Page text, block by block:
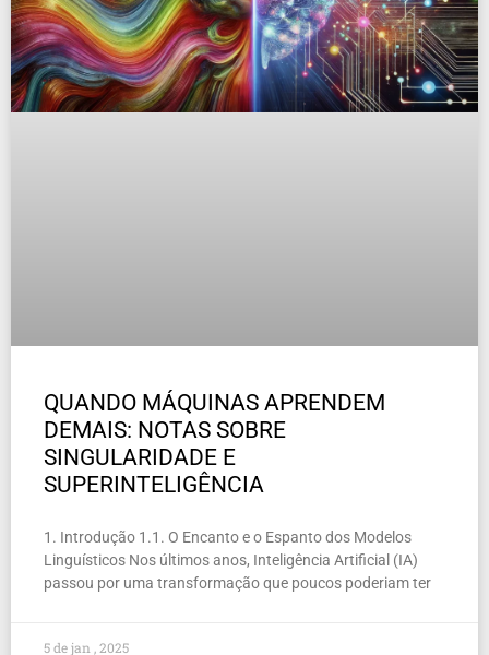
QUANDO MÁQUINAS APRENDEM
DEMAIS: NOTAS SOBRE
SINGULARIDADE E
SUPERINTELIGÊNCIA
1. Introdução 1.1. O Encanto e o Espanto dos Modelos
Linguísticos Nos últimos anos, Inteligência Artificial (IA)
passou por uma transformação que poucos poderiam ter
5 de jan , 2025